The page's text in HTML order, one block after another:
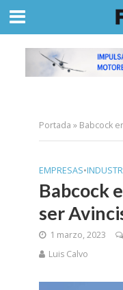
Portada » Babcock
EMPRESAS•
Babcock
ser
1 marzo, 2023
Luis Calvo